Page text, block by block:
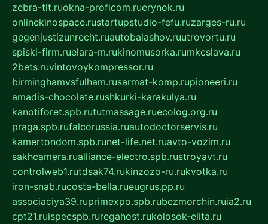
zebra-tlt.ruokna-proficom.ruerynok.ru
onlinekinospace.rustartupstudio-fefu.ruzarges-ru.ru
gegenjustizunrecht.ruautobalashov.ruutrovortu.ru
spiski-firm.ruelara-m.rukinomusorka.rumkcslava.ru
2bets.ruvintovoykompressor.ru
birminghamvsfulham.rusarmat-komp.rupioneeri.ru
amadis-chocolate.rushkurki-karakulya.ru
kanotiforet.spb.rututmassage.ruecolog.org.ru
praga.spb.rufalcorussia.ruautodoctorservis.ru
kamertondom.spb.runet-life.net.ruavto-vozim.ru
sakhcamera.rualliance-electro.spb.rustroyavt.ru
controlweb1.rutdsak74.rukinzozo-ru.rukvotka.ru
iron-snab.rucosta-bella.rueugrus.pp.ru
associaciya39.ruprimexpo.spb.rubezmorchin.ruia2.ru
cpt21.ruispecspb.ruregahost.rukolosok-elita.ru